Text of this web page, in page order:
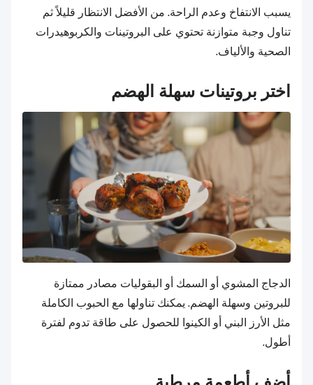
يسبب الانتفاخ وعدم الراحة. من الأفضل الانتظار قليلاً ثم
تناول وجبة متوازنة تحتوي على البروتينات والكربوهيدرات
الصحية والألياف.
اختر بروتينات سهلة الهضم
الدجاج المشوي أو السمك أو البقوليات مصادر ممتازة
للبروتين وسهلة الهضم. يمكنك تناولها مع الحبوب الكاملة
مثل الأرز البني أو الكينوا للحصول على طاقة تدوم لفترة
أطول.